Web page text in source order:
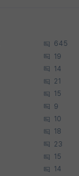
645
19
14
21
15
9
10
18
23
15
14